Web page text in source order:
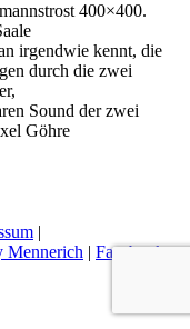
400×400.
irgendwie kennt, die
durch die zwei
Sound der zwei
Göhre
|
Mennerich | Facebook